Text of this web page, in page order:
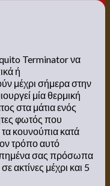
Terminator να
ή
μέχρι σήμερα στην
μία θερμική
στα μάτια ενός
φωτός που
κουνούπια κατά
τρόπο αυτό
σας πρόσωπα
ακτίνες μέχρι και 5